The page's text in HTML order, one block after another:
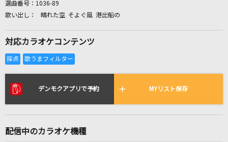
リアルタイムで歌われている曲の一覧
選曲番号： 1036-89
晴れた空 そよぐ風 港出船の
対応カラオケコンテンツ
デンモクアプリで予約 MYリスト保存
配信中のカラオケ機種